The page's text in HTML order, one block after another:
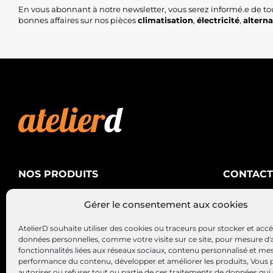
Gérer le consentement aux cookies
AtelierD souhaite utiliser des cookies ou traceurs pour stocker et
données personnelles, comme votre visite sur ce site, pour mesure
fonctionnalités liées aux réseaux sociaux, contenu personnalisé et
performance du contenu, développer et améliorer les produits, Vous
En vous abonnant à notre newsletter, vous serez informé.e de
bonnes affaires sur nos piècesclimatisation, électricité,
NOS PRODUITS
Alternateurs – Démarreurs
CONTACT
AtelierD
88200
03 29 22 34